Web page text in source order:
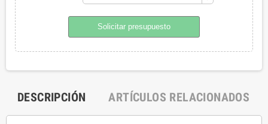
Solicitar presupuesto
DESCRIPCIÓN ARTÍCULOS RELACIONADOS